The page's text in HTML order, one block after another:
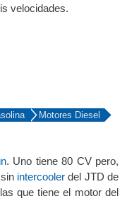
velocidades.
Motores Diesel
. Uno tiene 80 CV pero,
intercooler del JTD de
que tiene el motor del